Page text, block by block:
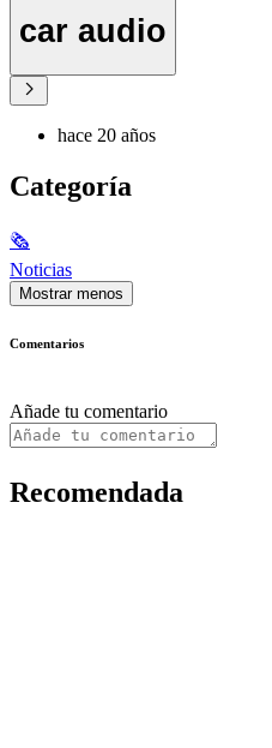
car audio
hace 20 años
Categoría
🗞
Noticias
Mostrar menos
Comentarios
Añade tu comentario
Recomendada